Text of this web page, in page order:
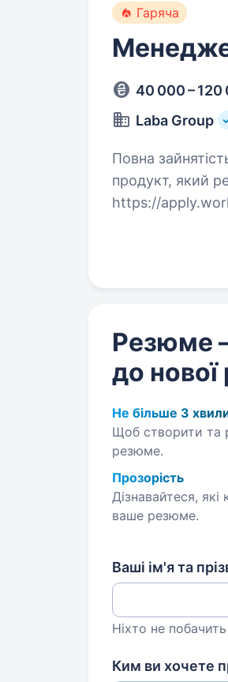
Гаряча
40 000 – 120
Laba Group
Повна зайнятість. Мрієш про кар'єру в продажах і хочеш
продукт, який
https://
Резюме
до нової
Не більше 3
Щоб створити та
резюме.
Прозорість
Дізнавайтеся, які
ваше резюме.
Ваші ім'я та
Ніхто не
Ким ви хочете